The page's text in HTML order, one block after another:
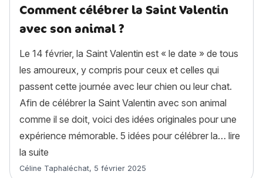
Comment célébrer la Saint Valentin
avec son animal ?
Le 14 février, la Saint Valentin est « le date » de tous
les amoureux, y compris pour ceux et celles qui
passent cette journée avec leur chien ou leur chat.
Afin de célébrer la Saint Valentin avec son animal
comme il se doit, voici des idées originales pour une
expérience mémorable. 5 idées pour célébrer la… lire
la suite
Article rédigé par
Céline Taphaléchat, 5 février 2025